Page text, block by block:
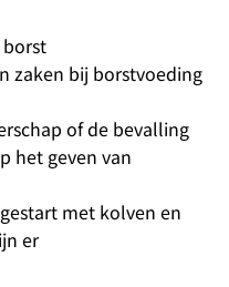
zaken bij borstvoeding
of de bevalling
het geven van
met kolven en
er